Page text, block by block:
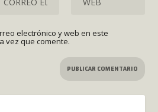
electrónico y web en este
vez que comente.